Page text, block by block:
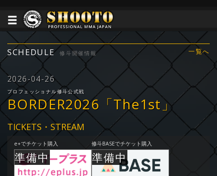
SCHEDULE 修斗開催情報 一覧へ
2026-04-26
プロフェッショナル修斗公式戦
BORDER2026「The1st」
TICKETS・STREAM
e+でチケット購入 修斗BASEでチケット購入